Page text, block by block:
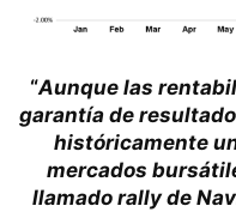
“Aunque las
garantía de
históricamente
mercados
llamado rally de